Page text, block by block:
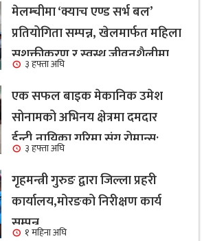
मेलम्चीमा ‘क्याच एण्ड सर्भ बल’
प्रतियोगिता सम्पन्न, खेलमार्फत महिला
सशक्तीकरण र स्वस्थ जीवनशैलीमा
जोड
३ हफ्ता अघि
एक सफल बाइक मेकानिक उमेश
सोनामको अभिनय क्षेत्रमा दमदार
ईन्ट्री,नायिका गरिमा संग रोमान्स:
हेर्नुहोस भिडियो ।
३ हफ्ता अघि
गृहमन्त्री गुरुङ द्वारा जिल्ला प्रहरी
कार्यालय,मोरङको निरीक्षण कार्य
सम्पन्न१ महिना अघि